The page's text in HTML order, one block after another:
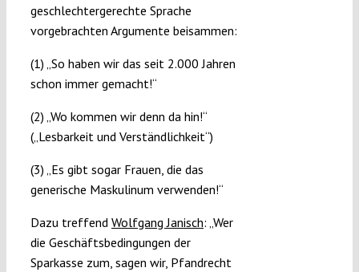
geschlechtergerechte Sprache
vorgebrachten Argumente beisammen:
(1) „So haben wir das seit 2.000 Jahren
schon immer gemacht!“
(2) „Wo kommen wir denn da hin!“
(„Lesbarkeit und Verständlichkeit“)
(3) „Es gibt sogar Frauen, die das
generische Maskulinum verwenden!“
Dazu treffend Wolfgang Janisch: „Wer
die Geschäftsbedingungen der
Sparkasse zum, sagen wir, Pfandrecht